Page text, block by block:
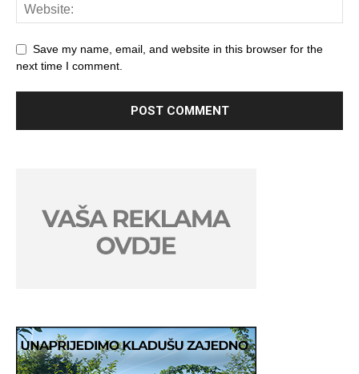
Save my name, email, and website in this browser for the
next time I comment.